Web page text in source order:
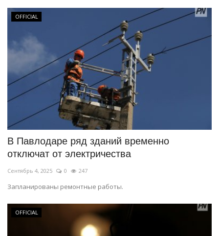
OFFICIAL
В Павлодаре ряд зданий временно
отключат от электричества
Сентябрь 4, 2025 0 247
Запланированы ремонтные работы.
OFFICIAL